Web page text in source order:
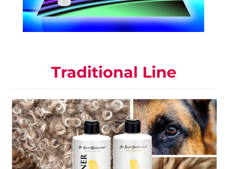
Traditional Line